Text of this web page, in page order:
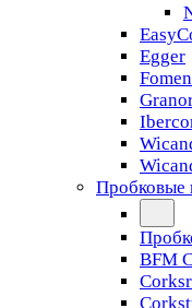
Egger
Пробковые
BFM